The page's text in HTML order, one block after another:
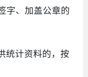
字、加盖公章的
统计资料的，按